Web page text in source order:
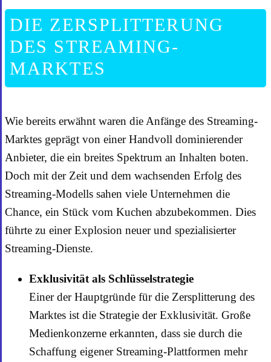
DIE ZERSPLITTERUNG
DES STREAMING-
MARKTES
Wie bereits erwähnt waren die Anfänge des Streaming-
Marktes geprägt von einer Handvoll dominierender
Anbieter, die ein breites Spektrum an Inhalten boten.
Doch mit der Zeit und dem wachsenden Erfolg des
Streaming-Modells sahen viele Unternehmen die
Chance, ein Stück vom Kuchen abzubekommen. Dies
führte zu einer Explosion neuer und spezialisierter
Streaming-Dienste.
Exklusivität als Schlüsselstrategie
Einer der Hauptgründe für die Zersplitterung des
Marktes ist die Strategie der Exklusivität. Große
Medienkonzerne erkannten, dass sie durch die
Schaffung eigener Streaming-Plattformen mehr